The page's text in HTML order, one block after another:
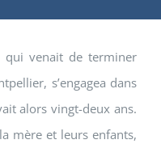
qui venait de terminer
s’engagea dans
alors vingt-deux ans.
mère et leurs enfants,